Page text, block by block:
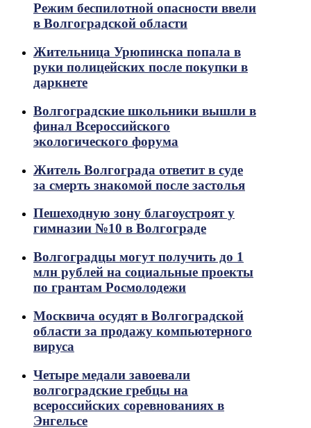
Режим беспилотной опасности ввели
в Волгоградской области
Жительница Урюпинска попала в
руки полицейских после покупки в
даркнете
Волгоградские школьники вышли в
финал Всероссийского
экологического форума
Житель Волгограда ответит в суде
за смерть знакомой после застолья
Пешеходную зону благоустроят у
гимназии №10 в Волгограде
Волгоградцы могут получить до 1
млн рублей на социальные проекты
по грантам Росмолодежи
Москвича осудят в Волгоградской
области за продажу компьютерного
вируса
Четыре медали завоевали
волгоградские гребцы на
всероссийских соревнованиях в
Энгельсе